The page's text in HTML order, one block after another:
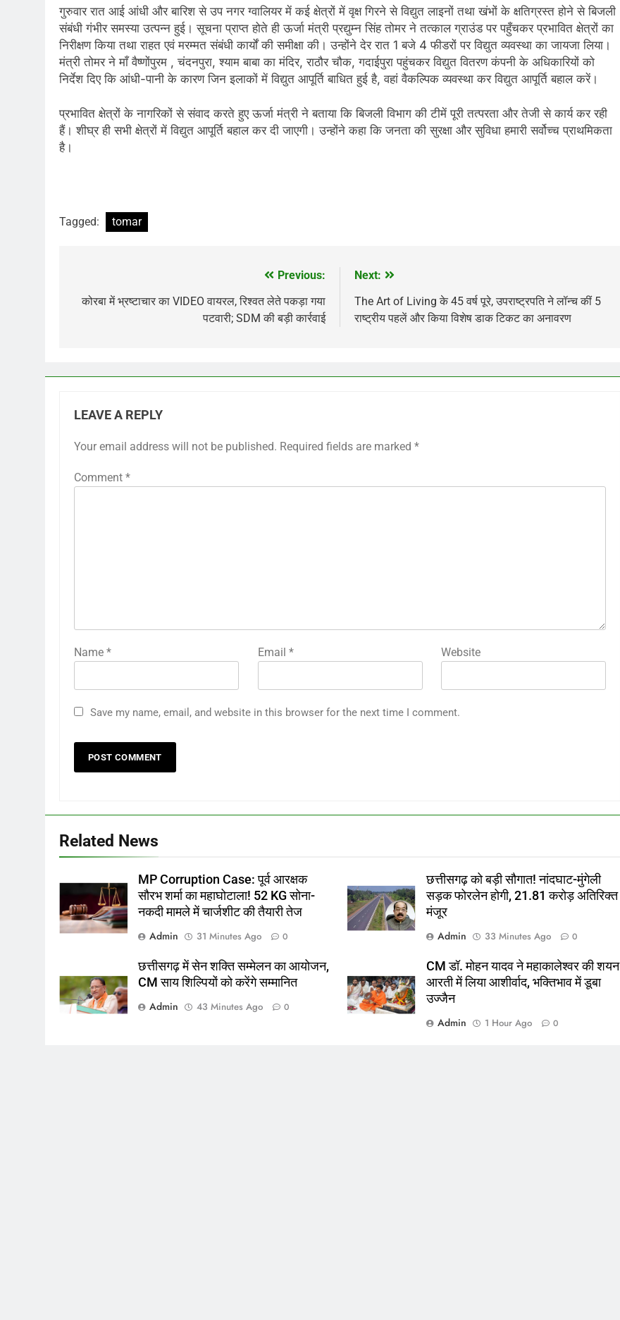
गुरुवार रात आई आंधी और बारिश से उप नगर ग्वालियर में कई क्षेत्रों में वृक्ष गिरने से विद्युत लाइनों तथा खंभों के क्षतिग्रस्त होने से बिजली
संबंधी गंभीर समस्या उत्पन्न हुई। सूचना प्राप्त होते ही ऊर्जा मंत्री प्रद्युम्न सिंह तोमर ने तत्काल ग्राउंड पर पहुँचकर प्रभावित क्षेत्रों का
निरीक्षण किया तथा राहत एवं मरम्मत संबंधी कार्यों की समीक्षा की। उन्होंने देर रात 1 बजे 4 फीडरों पर विद्युत व्यवस्था का जायजा लिया।
मंत्री तोमर ने माँ वैष्णोंपुरम , चंदनपुरा, श्याम बाबा का मंदिर, राठौर चौक, गदाईपुरा पहुंचकर विद्युत वितरण कंपनी के अधिकारियों को
निर्देश दिए कि आंधी-पानी के कारण जिन इलाकों में विद्युत आपूर्ति बाधित हुई है, वहां वैकल्पिक व्यवस्था कर विद्युत आपूर्ति बहाल करें।
प्रभावित क्षेत्रों के नागरिकों से संवाद करते हुए ऊर्जा मंत्री ने बताया कि बिजली विभाग की टीमें पूरी तत्परता और तेजी से कार्य कर रही
हैं। शीघ्र ही सभी क्षेत्रों में विद्युत आपूर्ति बहाल कर दी जाएगी। उन्होंने कहा कि जनता की सुरक्षा और सुविधा हमारी सर्वोच्च प्राथमिकता
है।
Tagged: tomar
navigation
Previous:
कोरबा में भ्रष्टाचार का VIDEO वायरल, रिश्वत लेते पकड़ा गया
पटवारी; SDM की बड़ी कार्रवाई
Next:
The Art of Living के 45 वर्ष पूरे, उपराष्ट्रपति ने लॉन्च कीं 5
राष्ट्रीय पहलें और किया विशेष डाक टिकट का अनावरण
LEAVE A REPLY
Your email address will not be published. Required fields are marked *
Comment *
Name * Email * Website
Save my name, email, and website in this browser for the next time I comment.
Related News
MP Corruption Case: पूर्व आरक्षक
सौरभ शर्मा का महाघोटाला! 52 KG सोना-
नकदी मामले में चार्जशीट की तैयारी तेज
Admin
31 Minutes Ago 0
छत्तीसगढ़ को बड़ी सौगात! नांदघाट-मुंगेली
सड़क फोरलेन होगी, 21.81 करोड़ अतिरिक्त
मंजूर
Admin
33 Minutes Ago 0
छत्तीसगढ़ में सेन शक्ति सम्मेलन का आयोजन,
CM साय शिल्पियों को करेंगे सम्मानित
Admin
43 Minutes Ago 0
CM डॉ. मोहन यादव ने महाकालेश्वर की शयन
आरती में लिया आशीर्वाद, भक्तिभाव में डूबा
उज्जैन
Admin
1 Hour Ago 0